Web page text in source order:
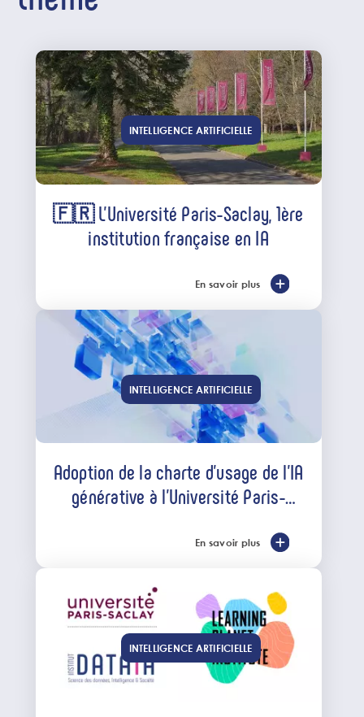
INTELLIGENCE ARTIFICIELLE
🇫🇷 L’Université Paris-Saclay, 1ère
institution française en IA
En savoir plus
INTELLIGENCE ARTIFICIELLE
Adoption de la charte d’usage de l’IA
générative à l’Université Paris-
En savoir plus
INTELLIGENCE ARTIFICIELLE